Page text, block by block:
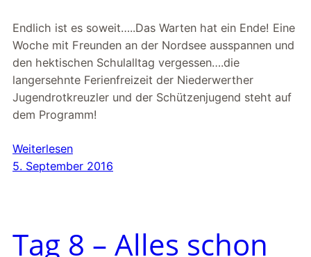
Endlich ist es soweit…..Das Warten hat ein Ende! Eine
Woche mit Freunden an der Nordsee ausspannen und
den hektischen Schulalltag vergessen….die
langersehnte Ferienfreizeit der Niederwerther
Jugendrotkreuzler und der Schützenjugend steht auf
dem Programm!
Weiterlesen
5. September 2016
Tag 8 – Alles schon